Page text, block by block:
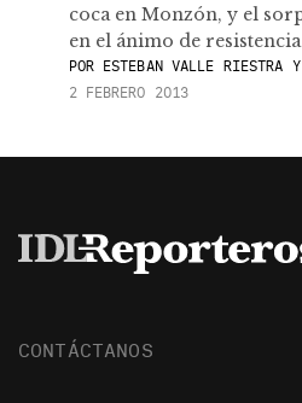
coca en Monzón, y el
en el ánimo de resistencia
PORESTEBAN VALLE RIESTRA
2 FEBRERO 2013
CONTÁCTANOS